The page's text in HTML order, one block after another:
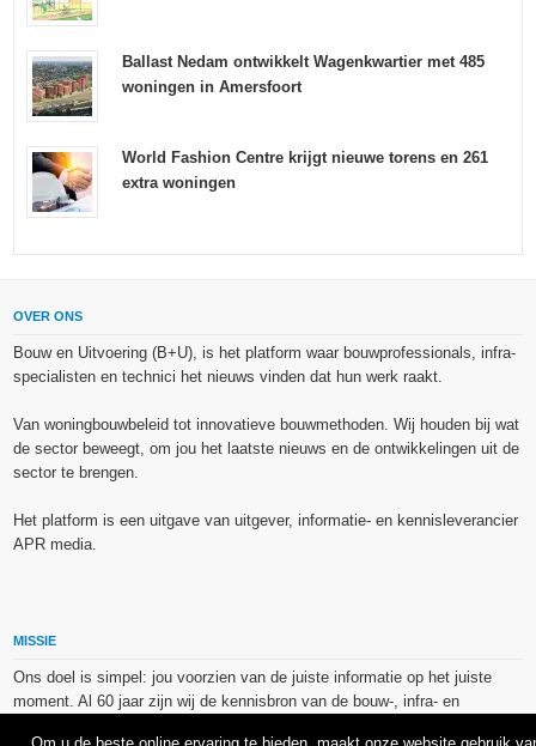
Ballast Nedam ontwikkelt Wagenkwartier met 485
woningen in Amersfoort
World Fashion Centre krijgt nieuwe torens en 261
extra woningen
OVER ONS
Bouw en Uitvoering (B+U), is het platform waar bouwprofessionals, infra-
specialisten en technici het nieuws vinden dat hun werk raakt.
Van woningbouwbeleid tot innovatieve bouwmethoden. Wij houden bij wat
de sector beweegt, om jou het laatste nieuws en de ontwikkelingen uit de
sector te brengen.
Het platform is een uitgave van uitgever, informatie- en kennisleverancier
APR media.
MISSIE
Ons doel is simpel: jou voorzien van de juiste informatie op het juiste
moment. Al 60 jaar zijn wij de kennisbron van de bouw-, infra- en